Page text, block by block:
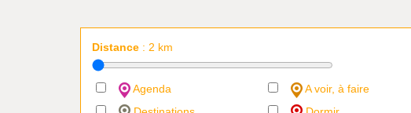
Distance : 2 km
Agenda
A voir, à faire